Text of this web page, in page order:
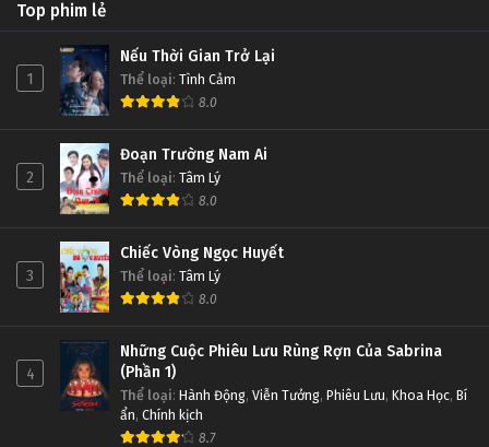
Top phim lẻ
1
Nếu Thời Gian Trở Lại
Thể loại: Tình Cảm
8.0
2
Đoạn Trường Nam Ai
Thể loại: Tâm Lý
8.0
3
Chiếc Vòng Ngọc Huyết
Thể loại: Tâm Lý
8.0
4
Những Cuộc Phiêu Lưu Rùng Rợn Của Sabrina
(Phần 1)
Thể loại: Hành Động, Viễn Tưởng, Phiêu Lưu, Khoa Học, Bí
ẩn, Chính kịch
8.7